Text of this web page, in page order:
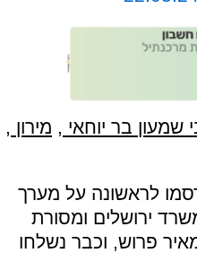
שמעון בר יוחאי , מירון ,
לראשונה על מערך
ירושלים ומסורת
פרוש, וכבר נשלחו